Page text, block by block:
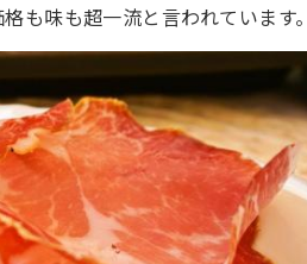
も味も超一流と言われています。